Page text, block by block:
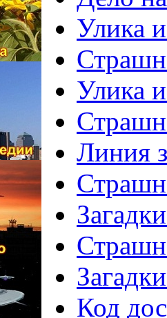
Улика
Улика
Линия
Код